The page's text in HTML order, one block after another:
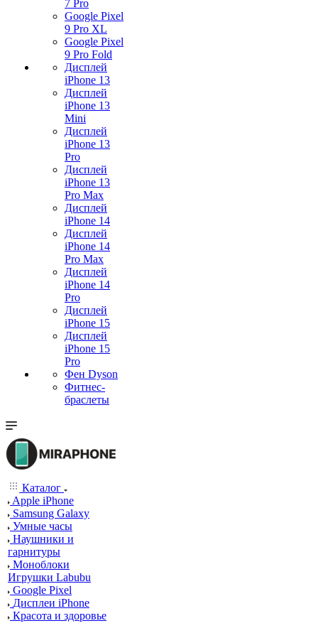
7 Pro
Google Pixel
9 Pro XL
Google Pixel
9 Pro Fold
Дисплей
iPhone 13
Дисплей
iPhone 13
Mini
Дисплей
iPhone 13
Pro
Дисплей
iPhone 13
Pro Max
Дисплей
iPhone 14
Дисплей
iPhone 14
Pro Max
Дисплей
iPhone 14
Pro
Дисплей
iPhone 15
Дисплей
iPhone 15
Pro
Фен Dyson
Фитнес-
браслеты
Каталог
Apple iPhone
Samsung Galaxy
Умные часы
Наушники и
гарнитуры
Моноблоки
Игрушки Labubu
Google Pixel
Дисплеи iPhone
Красота и здоровье